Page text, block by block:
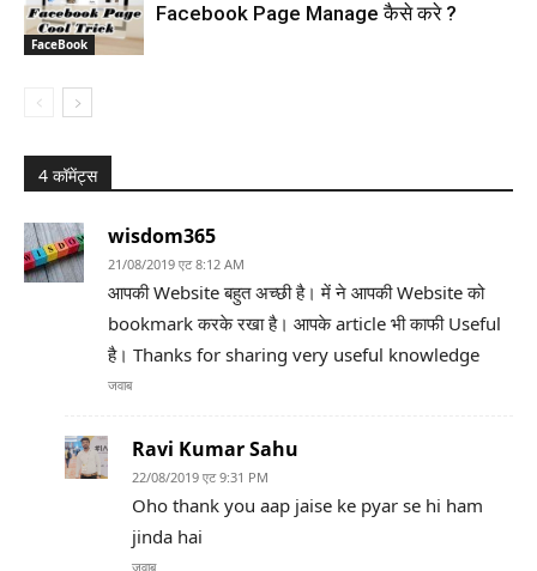
FaceBook
Facebook Page Manage कैसे करे ?
4 कॉमेंट्स
wisdom365
21/08/2019 एट 8:12 AM
आपकी Website बहुत अच्छी है। में ने आपकी Website को
bookmark करके रखा है। आपके article भी काफी Useful
है। Thanks for sharing very useful knowledge
जवाब
Ravi Kumar Sahu
22/08/2019 एट 9:31 PM
Oho thank you aap jaise ke pyar se hi ham
jinda hai
जवाब